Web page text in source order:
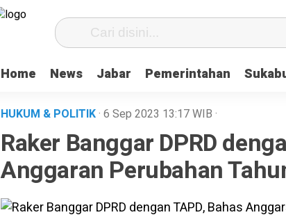
Home News Jabar Pemerintahan
HUKUM & POLITIK· 6 Sep 2023 13:17WIB ·
Raker Banggar DPRD
Anggaran Perubahan